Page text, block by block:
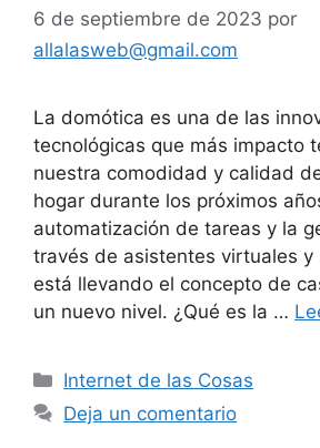
6 de septiembre de 2023 por
allalasweb@gmail.com
La domótica es una de las
tecnológicas que más impacto
nuestra comodidad y calidad
hogar durante los próximos
automatización de tareas y la
través de asistentes virtuales y
está llevando el concepto de
un nuevo nivel. ¿Qué es la …
Categorías
Internet de las Cosas
Deja un comentario